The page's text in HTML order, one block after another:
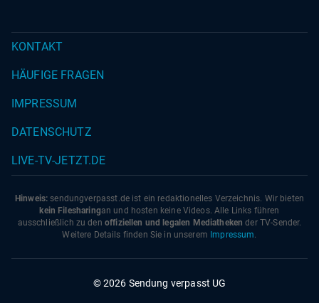
KONTAKT
HÄUFIGE FRAGEN
IMPRESSUM
DATENSCHUTZ
LIVE-TV-JETZT.DE
Hinweis: sendungverpasst.de ist ein redaktionelles Verzeichnis. Wir bieten
kein Filesharingan und hosten keine Videos. Alle Links führen
ausschließlich zu den offiziellen und legalen Mediatheken der TV-Sender.
Weitere Details finden Sie in unserem Impressum.
© 2026 Sendung verpasst UG